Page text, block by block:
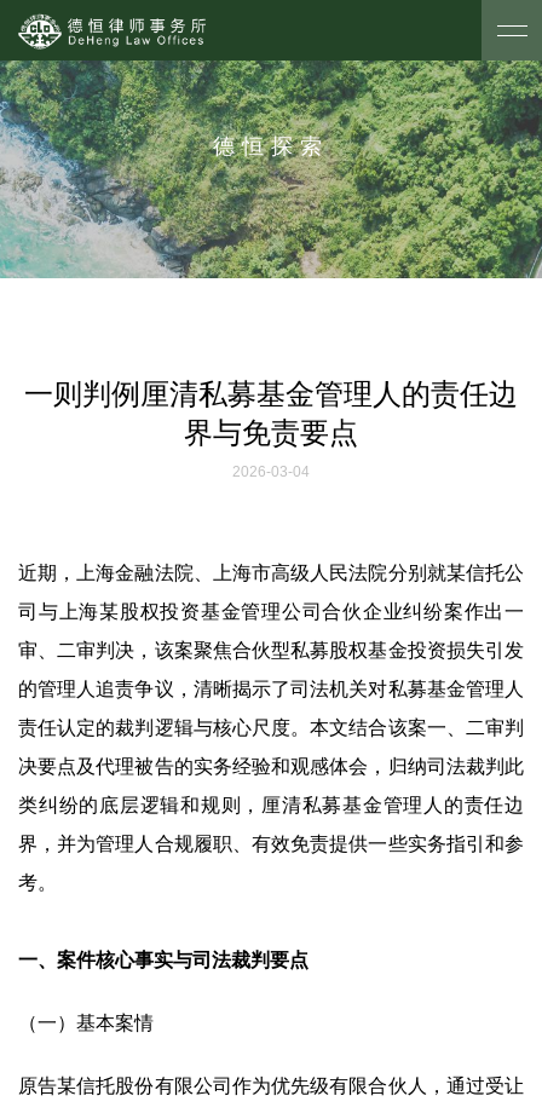
德恒探索
一则判例厘清私募基金管理人的责任边
界与免责要点
2026-03-04
近期，上海金融法院、上海市高级人民法院分别就某信托公
司与上海某股权投资基金管理公司合伙企业纠纷案作出一
审、二审判决，该案聚焦合伙型私募股权基金投资损失引发
的管理人追责争议，清晰揭示了司法机关对私募基金管理人
责任认定的裁判逻辑与核心尺度。本文结合该案一、二审判
决要点及代理被告的实务经验和观感体会，归纳司法裁判此
类纠纷的底层逻辑和规则，厘清私募基金管理人的责任边
界，并为管理人合规履职、有效免责提供一些实务指引和参
考。
一、案件核心事实与司法裁判要点
（一）基本案情
原告某信托股份有限公司作为优先级有限合伙人，通过受让